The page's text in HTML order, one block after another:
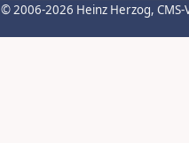
© 2006-2026 Heinz Herzog,